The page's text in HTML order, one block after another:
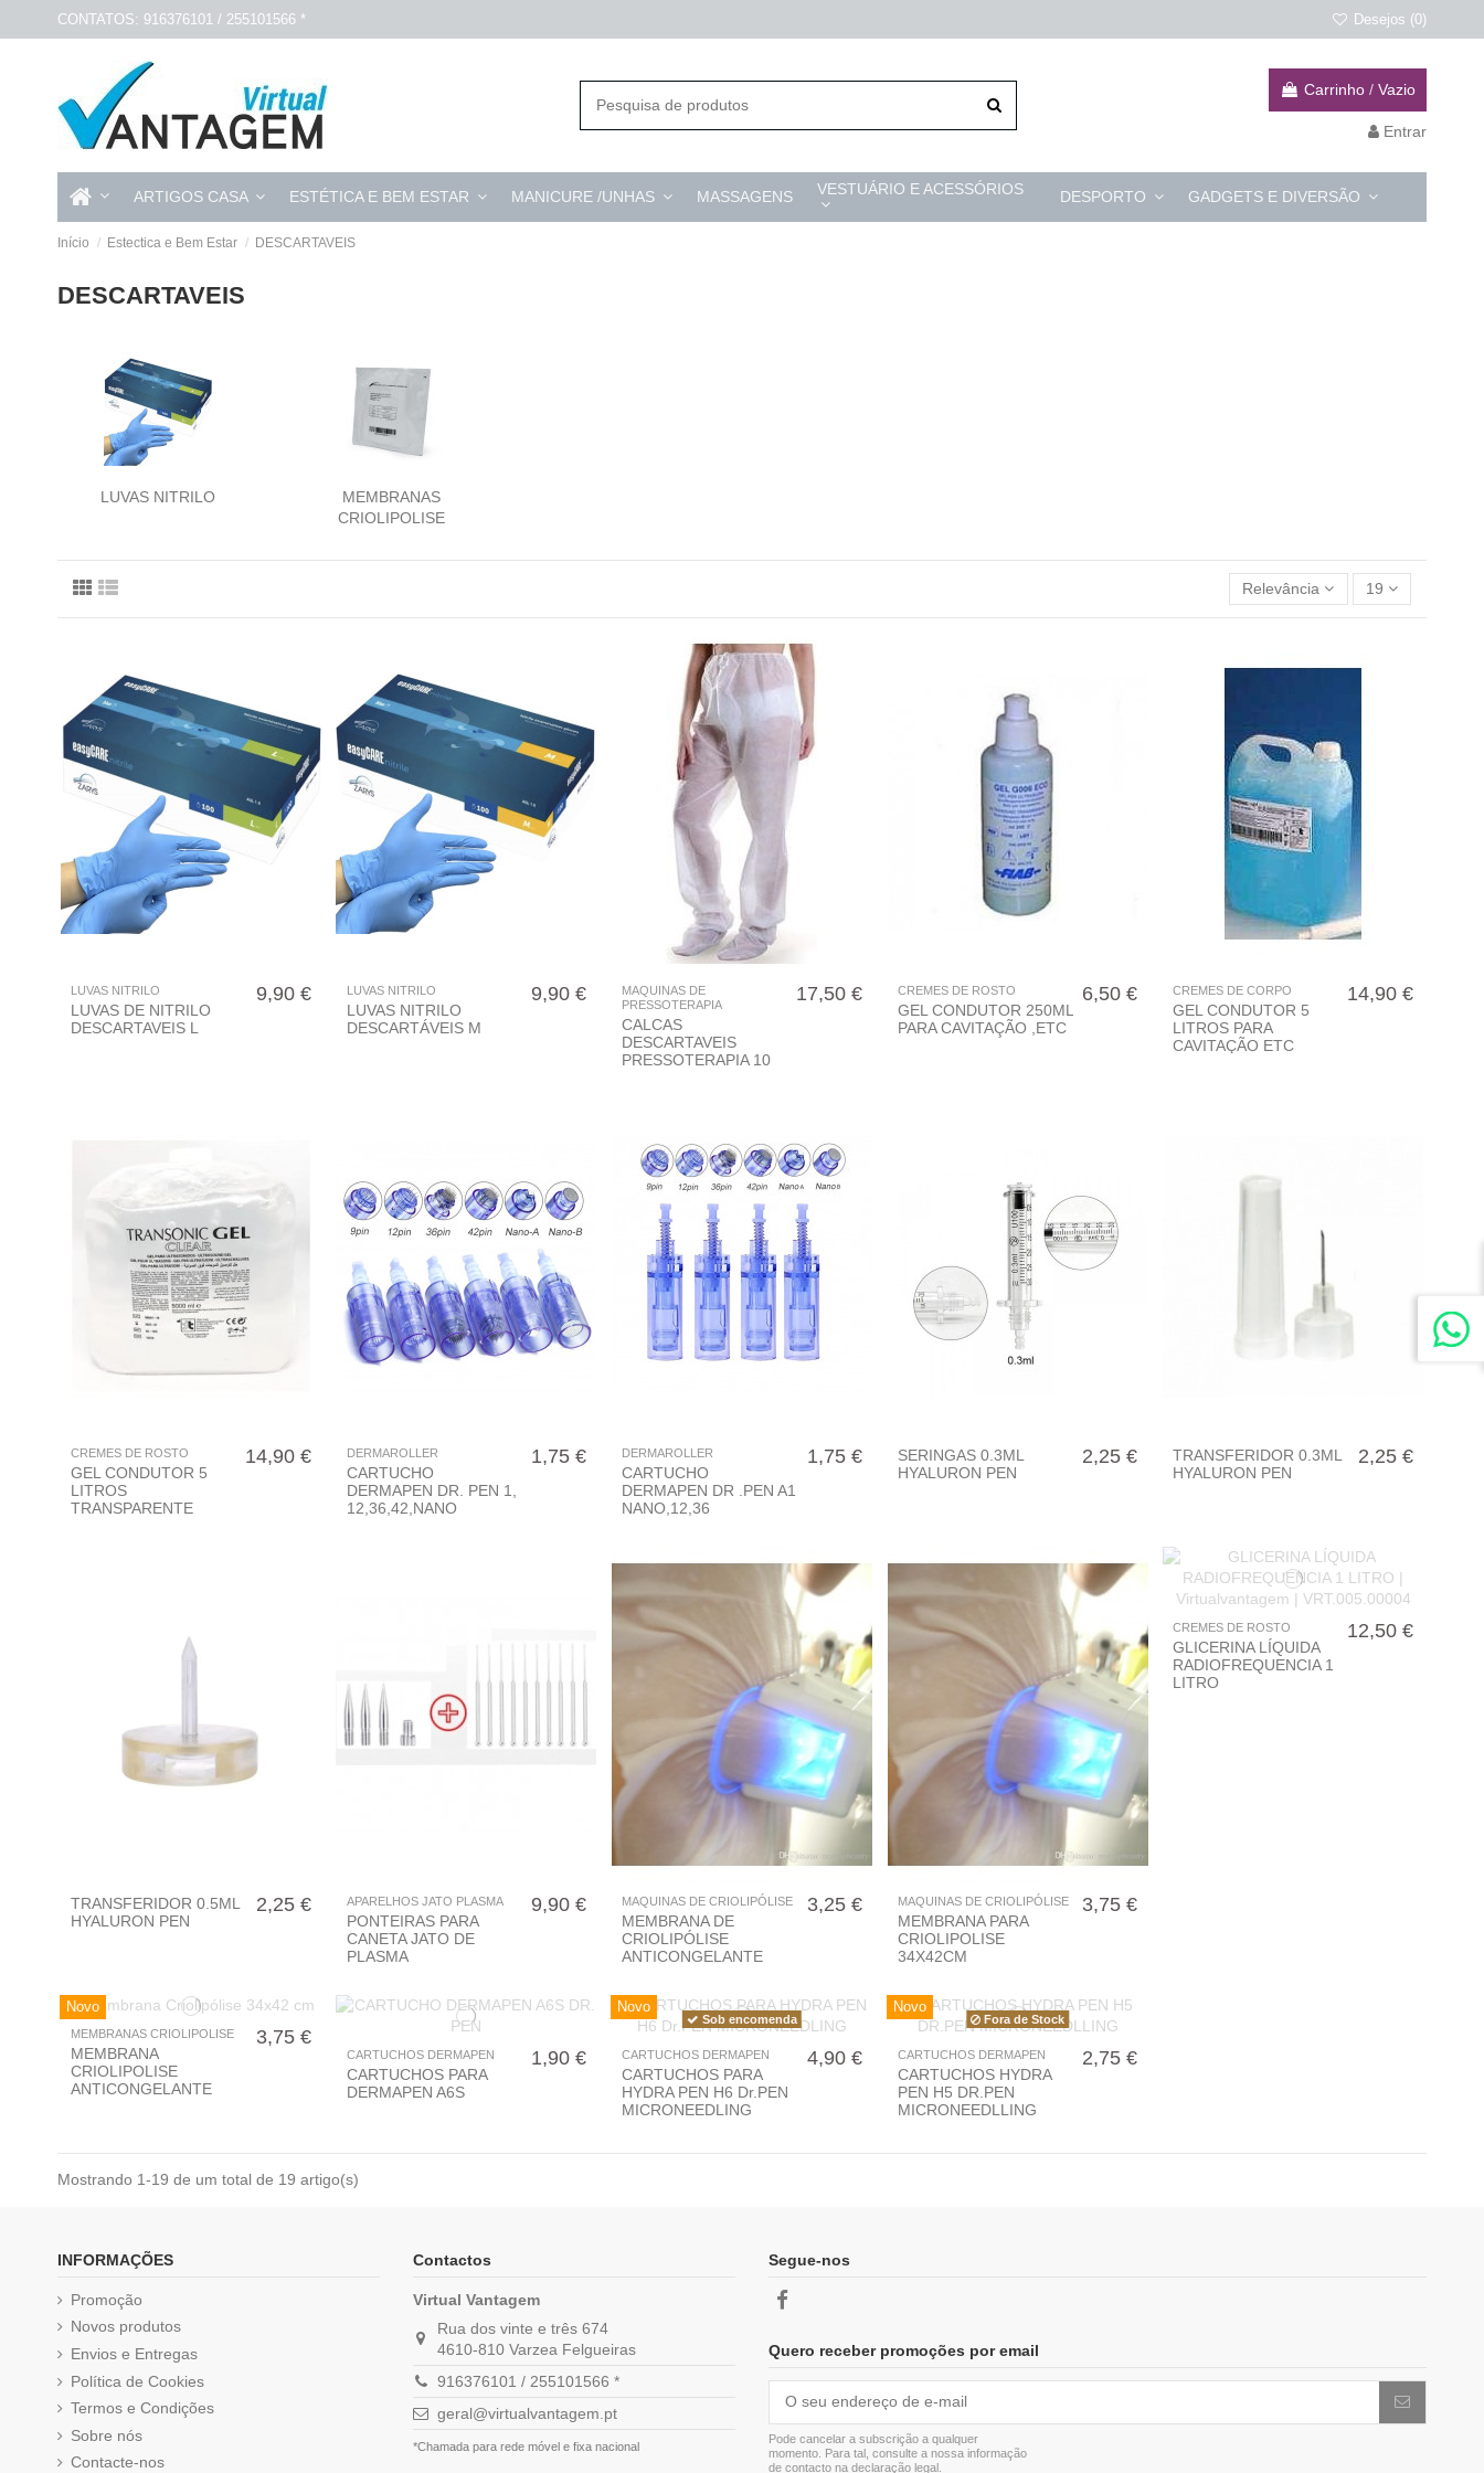
CONTATOS: 916376101 / 255101566 * Desejos (0)
Carrinho / Vazio
Entrar
ARTIGOS CASA ESTÉTICA E BEM ESTAR MANICURE /UNHAS MASSAGENS VESTUÁRIO E ACESSÓRIOS DESPORTO GADGETS E DIVERSÃO
Início Estectica e Bem Estar DESCARTAVEIS
DESCARTAVEIS
LUVAS NITRILO
MEMBRANAS
CRIOLIPOLISE
Relevância 19
LUVAS NITRILO
LUVAS DE NITRILO
DESCARTAVEIS L
9,90 € LUVAS NITRILO
LUVAS NITRILO
DESCARTÁVEIS M
9,90 €
MAQUINAS DE
PRESSOTERAPIA
CALCAS
DESCARTAVEIS
PRESSOTERAPIA 10
17,50 € CREMES DE ROSTO
GEL CONDUTOR 250ML
PARA CAVITAÇÃO ,ETC
6,50 € CREMES DE CORPO
GEL CONDUTOR 5
LITROS PARA
CAVITAÇÃO ETC
14,90 €
CREMES DE ROSTO
GEL CONDUTOR 5
LITROS
TRANSPARENTE
14,90 € DERMAROLLER
CARTUCHO
DERMAPEN DR. PEN 1,
12,36,42,NANO
1,75 € DERMAROLLER
CARTUCHO
DERMAPEN DR .PEN A1
NANO,12,36
1,75 €
SERINGAS 0.3ML
HYALURON PEN
2,25 €
TRANSFERIDOR 0.3ML
HYALURON PEN
2,25 €
TRANSFERIDOR 0.5ML
HYALURON PEN
2,25 € APARELHOS JATO PLASMA
PONTEIRAS PARA
CANETA JATO DE
PLASMA
9,90 € MAQUINAS DE CRIOLIPÓLISE
MEMBRANA DE
CRIOLIPÓLISE
ANTICONGELANTE
3,25 € MAQUINAS DE CRIOLIPÓLISE
MEMBRANA PARA
CRIOLIPOLISE
34X42CM
3,75 €
CREMES DE ROSTO
GLICERINA LÍQUIDA
RADIOFREQUENCIA 1
LITRO
12,50 €
Novo
MEMBRANAS CRIOLIPOLISE
MEMBRANA
CRIOLIPOLISE
ANTICONGELANTE
3,75 €
CARTUCHOS DERMAPEN
CARTUCHOS PARA
DERMAPEN A6S
1,90 €
Novo
Sob encomenda
CARTUCHOS DERMAPEN
CARTUCHOS PARA
HYDRA PEN H6 Dr.PEN
MICRONEEDLING
4,90 €
Novo
Fora de Stock
CARTUCHOS DERMAPEN
CARTUCHOS HYDRA
PEN H5 DR.PEN
MICRONEEDLLING
2,75 €
Mostrando 1-19 de um total de 19 artigo(s)
INFORMAÇÕES
Promoção
Novos produtos
Envios e Entregas
Política de Cookies
Termos e Condições
Sobre nós
Contacte-nos
Contactos
Virtual Vantagem
Rua dos vinte e três 674
4610-810 Varzea Felgueiras
916376101 / 255101566 *
geral@virtualvantagem.pt
*Chamada para rede móvel e fixa nacional
Segue-nos
Quero receber promoções por email
Pode cancelar a subscrição a qualquer
momento. Para tal, consulte a nossa informação
de contacto na declaração legal.